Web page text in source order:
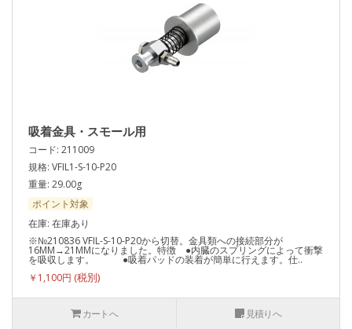
吸着金具・スモール用
コード: 211009
規格: VFIL1-S-10-P20
重量: 29.00g
ポイント対象
在庫: 在庫あり
※№210836 VFIL-S-10-P20から切替。金具類への接続部分が
16MM→21MMになりました。特徴 ●内臓のスプリングによって衝撃
を吸収します。 ●吸着パッドの装着が簡単に行えます。仕..
￥1,100円
カートへ 見積りへ